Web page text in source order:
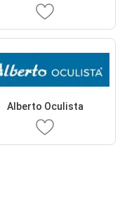
Alberto Oculista